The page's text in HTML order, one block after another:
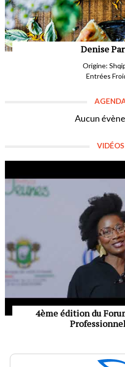
Denise
Origine:
Entrées
Aucun
VIDÉOS
4ème édition du